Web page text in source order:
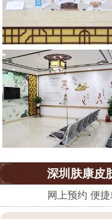
深圳肤康皮
网上预约 便